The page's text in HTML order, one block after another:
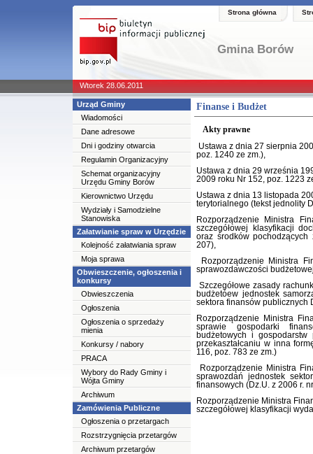
Strona główna
Gmina Borów
Wtorek 28.06.2011
Urząd Gminy
Wiadomości
Dane adresowe
Dni i godziny otwarcia
Regulamin Organizacyjny
Schemat organizacyjny
Urzędu Gminy Borów
Kierownictwo Urzędu
Wydziały i Samodzielne
Stanowiska
Załatwianie spraw w Urzędzie
Kolejność załatwiania spraw
Moja sprawa
Obwieszczenie, ogłoszenia i
konkursy
Obwieszczenia
Ogłoszenia
Ogłoszenia o sprzedaży
mienia
Konkursy / nabory
PRACA
Wybory do Rady Gminy i
Wójta Gminy
Archiwum
Zamówienia Publiczne
Ogłoszenia o przetargach
Rozstrzygnięcia przetargów
Archiwum przetargów
Finanse i Budżet
Akty prawne
Ustawa z dnia 27 sierpnia
poz. 1240 ze zm.),
Ustawa z dnia 29 września
2009 roku Nr 152, poz. 1223
Ustawa z dnia 13 listopada
terytorialnego (tekst jednolity
Rozporządzenie Ministra
szczegółowej klasyfikacji
oraz środków
207),
Rozporządzenie Ministra
sprawozdawczości
Szczegółowe zasady
budżetóew jednostek
sektora finansów publicznych
Rozporządzenie Ministra
sprawie gospodarki
budżetowych i
przekaształcaniu w inna
116, poz. 783 ze zm.)
Rozporządzenie Ministra
sprawozdań jednostek
finansowych (Dz.U. z 2006 r.
Rozporządzenie Ministra
szczegółowej klasyfikacji